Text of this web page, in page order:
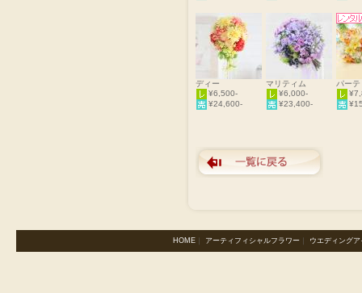
ディー
¥6,500-
¥24,600-
マリティム
¥6,000-
¥23,400-
パー
HOME｜ アーティフィシャルフラワー｜ ウエディングア